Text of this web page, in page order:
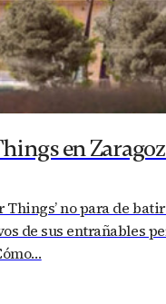
en
Things’ no para de
de sus entrañables